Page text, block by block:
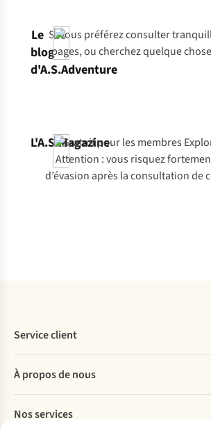
Le
blog
d'A.S.Adventure
Si vous préférez consulter
pages, ou cherchez quelque
L'A.S.Magazine
Gratuit pour les membres
Attention : vous risquez
d’évasion après la consultation de
Service client
Commander
Payer
Livraison
À propos de nous
Explore More
Nos services